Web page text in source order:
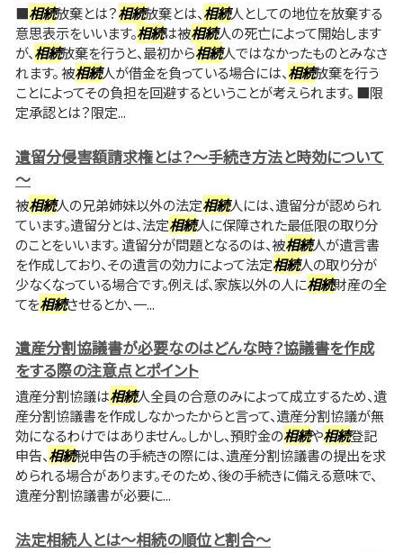
■相続放棄とは？相続放棄とは、相続人としての地位を放棄する
意思表示をいいます。相続は被相続人の死亡によって開始します
が、相続放棄を行うと、最初から相続人ではなかったものとみなさ
れます。 被相続人が借金を負っている場合には、相続放棄を行う
ことによってその負担を回避するということが考えられます。 ■限
定承認とは？限定...
遺留分侵害額請求権とは？～手続き方法と時効について
～
被相続人の兄弟姉妹以外の法定相続人には、遺留分が認められ
ています。遺留分とは、法定相続人に保障された最低限の取り分
のことをいいます。 遺留分が問題となるのは、被相続人が遺言書
を作成しており、その遺言の効力によって法定相続人の取り分が
少なくなっている場合です。例えば、家族以外の人に相続財産の全
てを相続させるとか、一...
遺産分割協議書が必要なのはどんな時？協議書を作成
をする際の注意点とポイント
遺産分割協議は相続人全員の合意のみによって成立するため、遺
産分割協議書を作成しなかったからと言って、遺産分割協議が無
効になるわけではありません。しかし、預貯金の相続や相続登記
申告、相続税申告の手続きの際には、遺産分割協議書の提出を求
められる場合があります。そのため、後の手続きに備える意味で、
遺産分割協議書が必要に...
法定相続人とは～相続の順位と割合～